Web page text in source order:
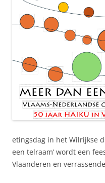
etingsdag in het Wilrijkse
een telraam’ wordt een
Vlaanderen en